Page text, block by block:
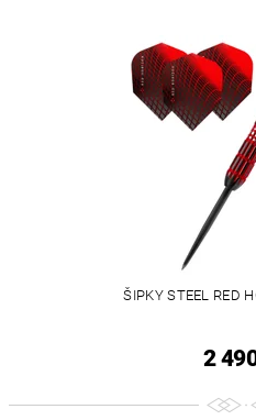
ŠIPKY STEEL RED
2